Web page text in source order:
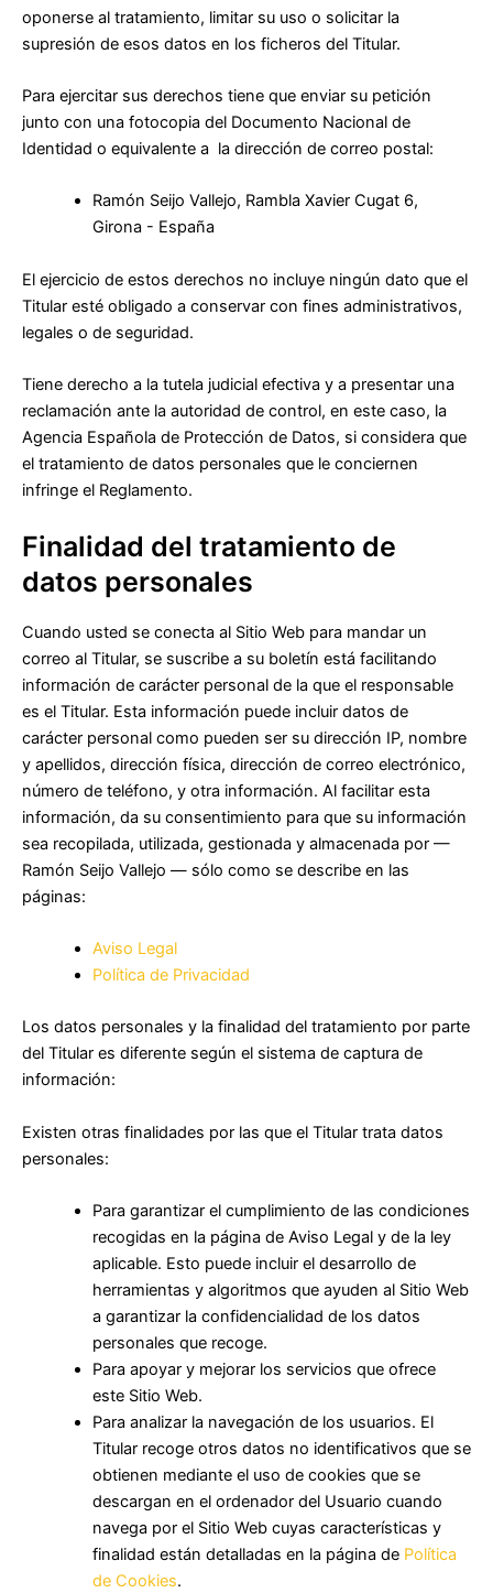
oponerse al tratamiento, limitar su uso o solicitar la
supresión de esos datos en los ficheros del Titular.
Para ejercitar sus derechos tiene que enviar su petición
junto con una fotocopia del Documento Nacional de
Identidad o equivalente a la dirección de correo postal:
Ramón Seijo Vallejo, Rambla Xavier Cugat 6,
Girona - España
El ejercicio de estos derechos no incluye ningún dato que el
Titular esté obligado a conservar con fines administrativos,
legales o de seguridad.
Tiene derecho a la tutela judicial efectiva y a presentar una
reclamación ante la autoridad de control, en este caso, la
Agencia Española de Protección de Datos, si considera que
el tratamiento de datos personales que le conciernen
infringe el Reglamento.
Finalidad del tratamiento de
datos personales
Cuando usted se conecta al Sitio Web para mandar un
correo al Titular, se suscribe a su boletín está facilitando
información de carácter personal de la que el responsable
es el Titular. Esta información puede incluir datos de
carácter personal como pueden ser su dirección IP, nombre
y apellidos, dirección física, dirección de correo electrónico,
número de teléfono, y otra información. Al facilitar esta
información, da su consentimiento para que su información
sea recopilada, utilizada, gestionada y almacenada por —
Ramón Seijo Vallejo — sólo como se describe en las
páginas:
Aviso Legal
Política de Privacidad
Los datos personales y la finalidad del tratamiento por parte
del Titular es diferente según el sistema de captura de
información:
Existen otras finalidades por las que el Titular trata datos
personales:
Para garantizar el cumplimiento de las condiciones
recogidas en la página de Aviso Legal y de la ley
aplicable. Esto puede incluir el desarrollo de
herramientas y algoritmos que ayuden al Sitio Web
a garantizar la confidencialidad de los datos
personales que recoge.
Para apoyar y mejorar los servicios que ofrece
este Sitio Web.
Para analizar la navegación de los usuarios. El
Titular recoge otros datos no identificativos que se
obtienen mediante el uso de cookies que se
descargan en el ordenador del Usuario cuando
navega por el Sitio Web cuyas características y
finalidad están detalladas en la página de Política
de Cookies.